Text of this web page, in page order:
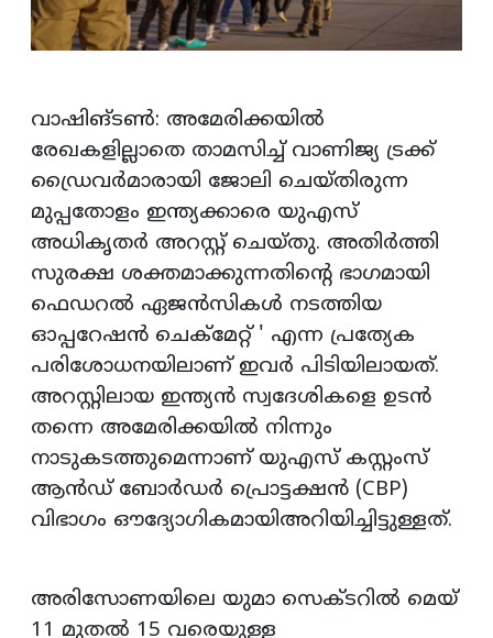
വാഷിങ്ടൺ: അമേരിക്കയിൽ
രേഖകളില്ലാതെ താമസിച്ച് വാണിജ്യ ട്രക്ക്
ഡ്രൈവർമാരായി ജോലി ചെയ്തിരുന്ന
മുപ്പതോളം ഇന്ത്യക്കാരെ യുഎസ്
അധികൃതർ അറസ്റ്റ് ചെയ്തു. അതിർത്തി
സുരക്ഷ ശക്തമാക്കുന്നതിന്റെ ഭാഗമായി
ഫെഡറൽ ഏജൻസികൾ നടത്തിയ
ഓപ്പറേഷൻ ചെക്‌മേറ്റ് ' എന്ന പ്രത്യേക
പരിശോധനയിലാണ് ഇവർ പിടിയിലായത്.
അറസ്റ്റിലായ ഇന്ത്യൻ സ്വദേശികളെ ഉടൻ
തന്നെ അമേരിക്കയിൽ നിന്നും
നാടുകടത്തുമെന്നാണ് യുഎസ് കസ്റ്റംസ്
ആൻഡ് ബോർഡർ പ്രൊട്ടക്ഷൻ (CBP)
വിഭാഗം ഔദ്യോഗികമായിഅറിയിച്ചിട്ടുള്ളത്.
അരിസോണയിലെ യുമാ സെക്ടറിൽ മെയ്
11 മുതൽ 15 വരെയുള്ള